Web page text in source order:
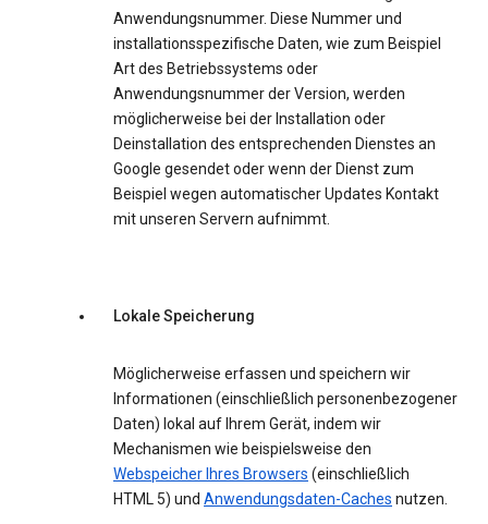
Anwendungsnummer. Diese Nummer und
installationsspezifische Daten, wie zum Beispiel
Art des Betriebssystems oder
Anwendungsnummer der Version, werden
möglicherweise bei der Installation oder
Deinstallation des entsprechenden Dienstes an
Google gesendet oder wenn der Dienst zum
Beispiel wegen automatischer Updates Kontakt
mit unseren Servern aufnimmt.
Lokale Speicherung
Möglicherweise erfassen und speichern wir
Informationen (einschließlich personenbezogener
Daten) lokal auf Ihrem Gerät, indem wir
Mechanismen wie beispielsweise den
Webspeicher Ihres Browsers (einschließlich
HTML 5) und Anwendungsdaten-Caches nutzen.